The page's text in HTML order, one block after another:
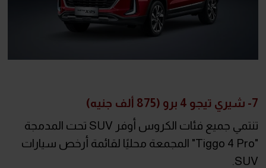
7- شيري تيجو 4 برو (875 ألف جنيه)
تنتمي جميع فئات الكروس أوفر SUV تحت المدمجة
"Tiggo 4 Pro" المجمعة محليًا لقائمة أرخص سيارات
SUV.